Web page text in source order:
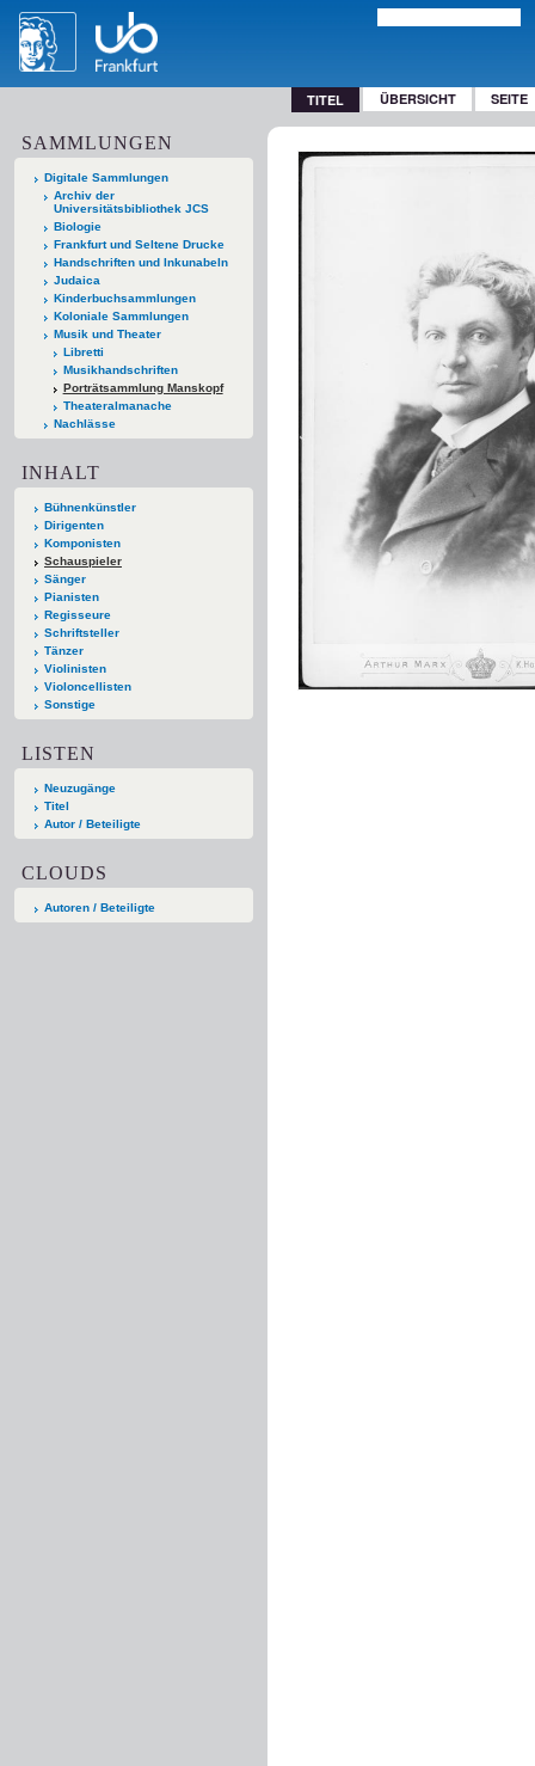
TITEL ÜBERSICHT SEITE
SAMMLUNGEN
Digitale Sammlungen
Archiv der
Universitätsbibliothek JCS
Biologie
Frankfurt und Seltene Drucke
Handschriften und Inkunabeln
Judaica
Kinderbuchsammlungen
Koloniale Sammlungen
Musik und Theater
Libretti
Musikhandschriften
Porträtsammlung Manskopf
Theateralmanache
Nachlässe
INHALT
Bühnenkünstler
Dirigenten
Komponisten
Schauspieler
Sänger
Pianisten
Regisseure
Schriftsteller
Tänzer
Violinisten
Violoncellisten
Sonstige
LISTEN
Neuzugänge
Titel
Autor / Beteiligte
CLOUDS
Autoren / Beteiligte